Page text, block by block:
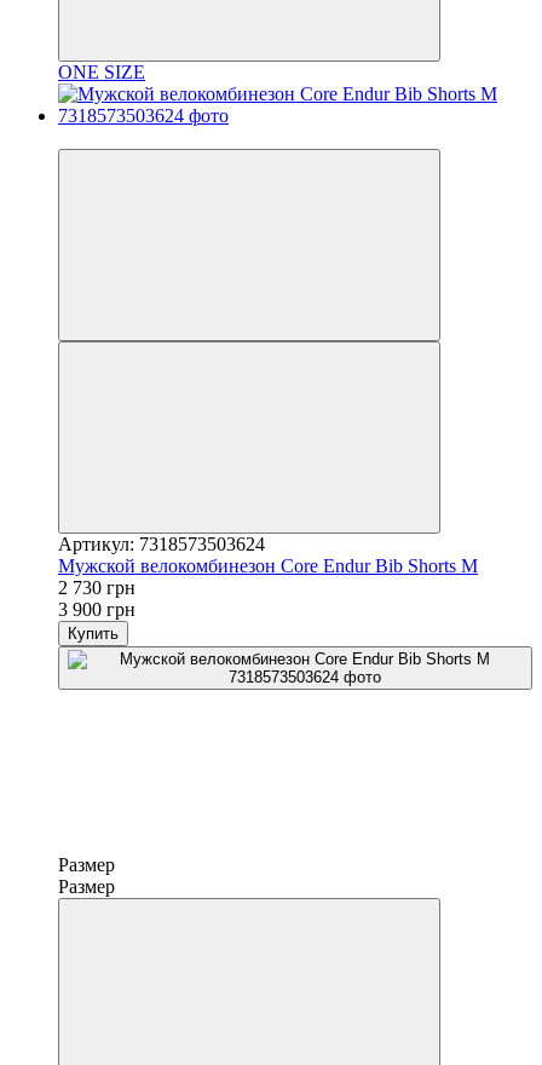
ONE SIZE
Артикул: 7318573503624
Мужской велокомбинезон Core Endur Bib Shorts M
2 730 грн
3 900 грн
Купить
Размер
Размер